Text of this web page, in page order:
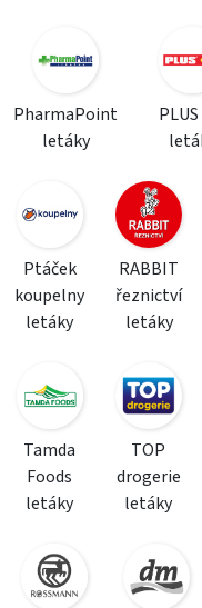
PharmaPoint
letáky
Ptáček
koupelny
letáky
RABBIT
řeznictví
letáky
Tamda
Foods
letáky
TOP
drogerie
letáky